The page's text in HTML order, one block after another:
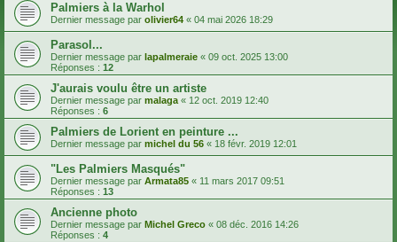
Palmiers à la Warhol
Dernier message par olivier64 « 04 mai 2026 18:29
Parasol...
Dernier message par lapalmeraie « 09 oct. 2025 13:00
Réponses : 12
J'aurais voulu être un artiste
Dernier message par malaga « 12 oct. 2019 12:40
Réponses : 6
Palmiers de Lorient en peinture ...
Dernier message par michel du 56 « 18 févr. 2019 12:01
"Les Palmiers Masqués"
Dernier message par Armata85 « 11 mars 2017 09:51
Réponses : 13
Ancienne photo
Dernier message par Michel Greco « 08 déc. 2016 14:26
Réponses : 4